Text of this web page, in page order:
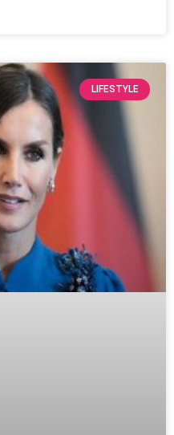
LIFESTYLE